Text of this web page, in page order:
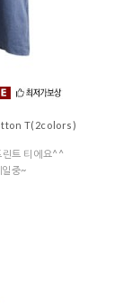
T(2colors)
린트 티에요^^
중~